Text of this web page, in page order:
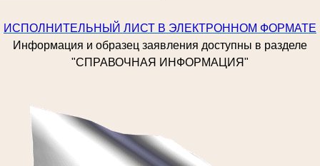
ИСПОЛНИТЕЛЬНЫЙ ЛИСТ В ЭЛЕКТРОННОМ ФОРМАТЕ
Информация и образец заявления доступны в разделе
"СПРАВОЧНАЯ ИНФОРМАЦИЯ"